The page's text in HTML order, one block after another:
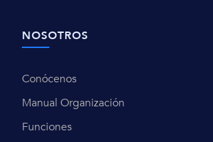
NOSOTROS
Conócenos
Manual Organización
Funciones